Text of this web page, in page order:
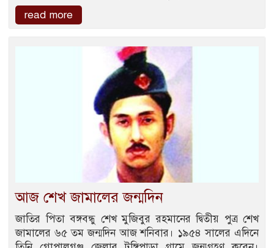
read more
আজ শেখ জামালের জন্মদিন
জাতির পিতা বঙ্গবন্ধু শেখ মুজিবুর রহমানের দ্বিতীয় পুত্র শেখ
জামালের ৬৫ তম জন্মদিন আজ শনিবার। ১৯৫৪ সালের এদিনে